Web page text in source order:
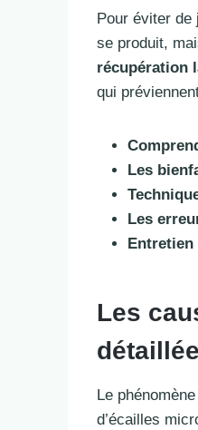
Pour éviter
se produit,
récupération
qui
Les
Les
Les
détaillée
Le
d’écailles